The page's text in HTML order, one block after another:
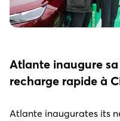
Atlante inaugure
recharge rapide à
Atlante inaugurates its